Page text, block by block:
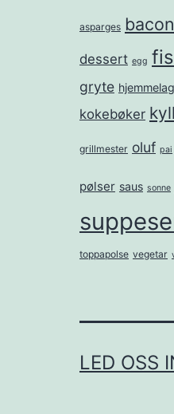
asparges bacon
dessert egg
gryte
kokebøker
grillmester oluf pai
pølser saus sonne
toppapolse vegetar
LED OSS